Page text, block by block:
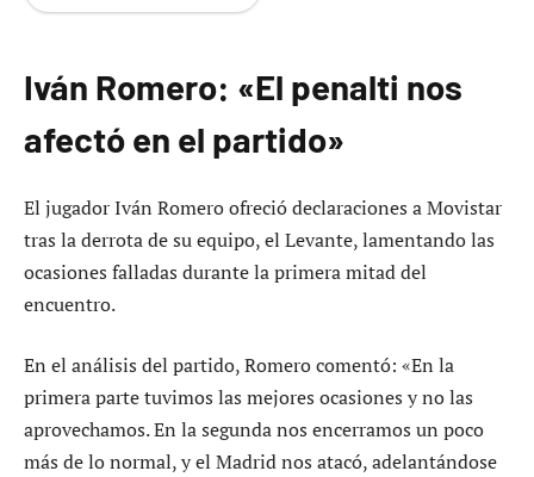
Iván Romero: «El penalti nos
afectó en el partido»
El jugador Iván Romero ofreció declaraciones a Movistar
tras la derrota de su equipo, el Levante, lamentando las
ocasiones falladas durante la primera mitad del
encuentro.
En el análisis del partido, Romero comentó: «En la
primera parte tuvimos las mejores ocasiones y no las
aprovechamos. En la segunda nos encerramos un poco
más de lo normal, y el Madrid nos atacó, adelantándose